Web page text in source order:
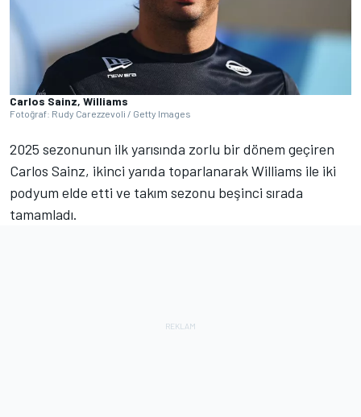
Carlos Sainz, Williams
Fotoğraf: Rudy Carezzevoli / Getty Images
2025 sezonunun ilk yarısında zorlu bir dönem geçiren
Carlos Sainz, ikinci yarıda toparlanarak Williams ile iki
podyum elde etti ve takım sezonu beşinci sırada
tamamladı.